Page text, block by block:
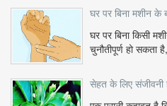
घर पर बिना मशीन
घर पर बिना किसी
चुनौतीपूर्ण हो सकता
सेहत के लिए संजीवनी